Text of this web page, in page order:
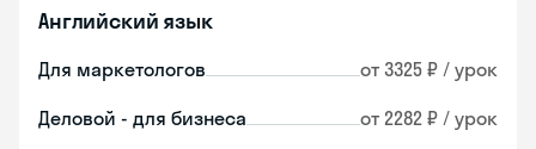
Английский язык
Для маркетологов от 3325 ₽ / урок
Деловой - для бизнеса от 2282 ₽ / урок